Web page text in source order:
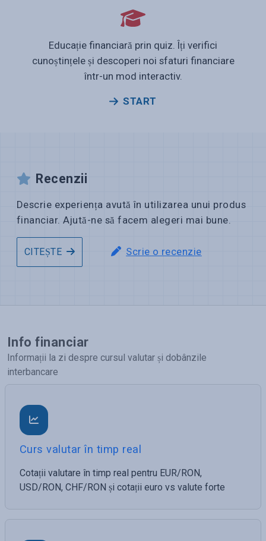
Educație financiară prin quiz. Îți verifici
cunoștințele și descoperi noi sfaturi financiare
într-un mod interactiv.
START
Recenzii
Descrie experiența avută în utilizarea unui produs
financiar. Ajută-ne să facem alegeri mai bune.
CITEȘTE Scrie o recenzie
Info financiar
Informații la zi despre cursul valutar și dobânzile
interbancare
Curs valutar în timp real
Cotații valutare în timp real pentru EUR/RON,
USD/RON, CHF/RON și cotații euro vs valute forte